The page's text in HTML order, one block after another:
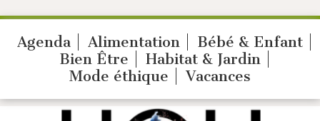
Agenda Alimentation
Bébé & Enfant
Bien Être
Habitat & Jardin
Mode éthique
Vacances